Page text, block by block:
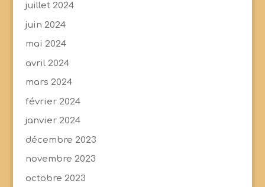
juillet 2024
juin 2024
mai 2024
avril 2024
mars 2024
février 2024
janvier 2024
décembre 2023
novembre 2023
octobre 2023